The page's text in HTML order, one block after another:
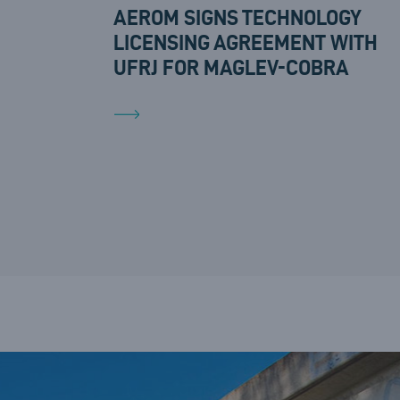
AEROM SIGNS TECHNOLOGY
LICENSING AGREEMENT WITH
UFRJ FOR MAGLEV-COBRA